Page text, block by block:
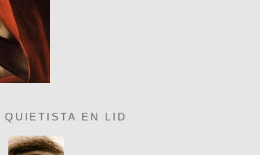
QUIETISTA EN LID